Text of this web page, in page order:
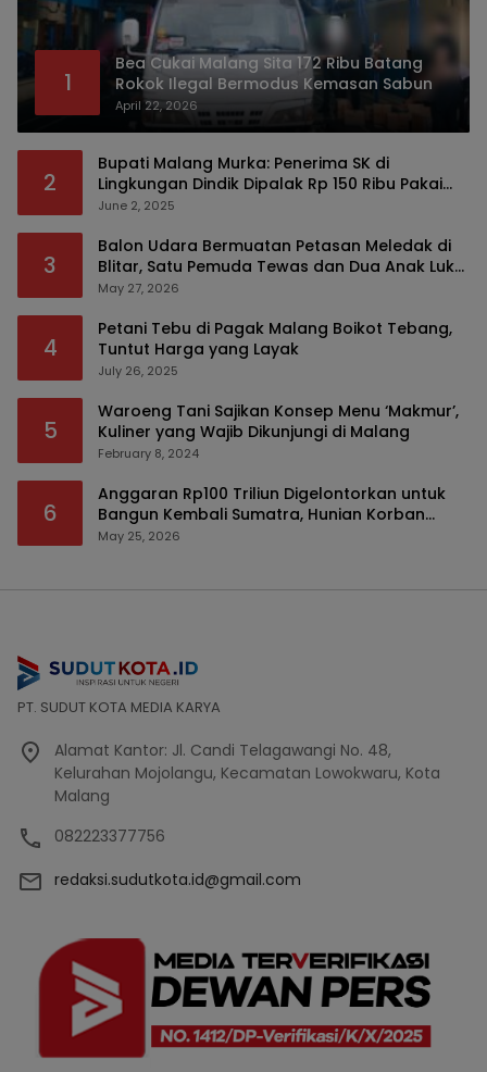
1
Bea Cukai Malang Sita 172 Ribu Batang
Rokok Ilegal Bermodus Kemasan Sabun
April 22, 2026
2
Bupati Malang Murka: Penerima SK di
Lingkungan Dindik Dipalak Rp 150 Ribu Pakai
Modus Tumpengan, KPK Turut Pantau
June 2, 2025
3
Balon Udara Bermuatan Petasan Meledak di
Blitar, Satu Pemuda Tewas dan Dua Anak Luka
Serius
May 27, 2026
4
Petani Tebu di Pagak Malang Boikot Tebang,
Tuntut Harga yang Layak
July 26, 2025
5
Waroeng Tani Sajikan Konsep Menu ‘Makmur’,
Kuliner yang Wajib Dikunjungi di Malang
February 8, 2024
6
Anggaran Rp100 Triliun Digelontorkan untuk
Bangun Kembali Sumatra, Hunian Korban
Bencana Bakal Difokuskan
May 25, 2026
PT. SUDUT KOTA MEDIA KARYA
Alamat Kantor: Jl. Candi Telagawangi No. 48,
Kelurahan Mojolangu, Kecamatan Lowokwaru, Kota
Malang
082223377756
redaksi.sudutkota.id@gmail.com